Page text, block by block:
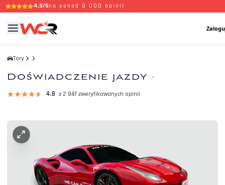
4,9/5na ponad 8 000 opinii
Tory
Doświadczenie jazdy -
4.8 z 2 847 zweryfikowanych opinii